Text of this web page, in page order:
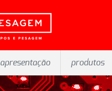
apresentação produtos